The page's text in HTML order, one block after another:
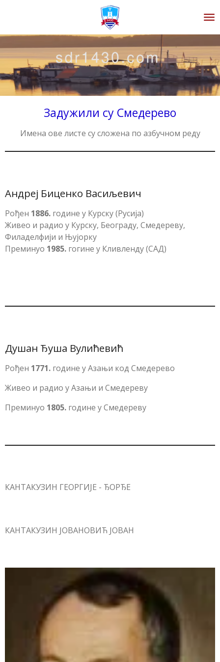
springen
Задужили су Смедерево
Имена ове листе су сложена по азбучном реду
Андреј Биценко Васиљевич
Рођен 1886. године у Курску (Русија)
Живео и радио у Курску, Београду, Смедереву,
Филаделфији и Њујорку
Преминуо 1985. гогине у Кливленду (САД)
Душан Ђуша Вулићевић
Рођен 1771. године у Азањи код Смедерево
Живео и радио у Азањи и Смедереву
Преминуо 1805. године у Смедереву
КАНТАКУЗИН ГЕОРГИЈЕ - ЂОРЂЕ
КАНТАКУЗИН ЈОВАНОВИЋ ЈОВАН